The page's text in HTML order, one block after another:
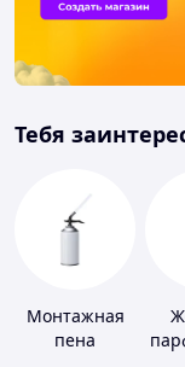
Тебя
Монтажная
пена